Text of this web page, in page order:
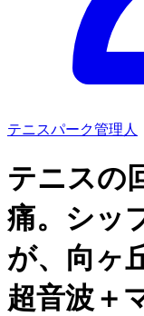
テニスパーク管理人
テニスの
痛。シッ
が、向ヶ
超音波＋